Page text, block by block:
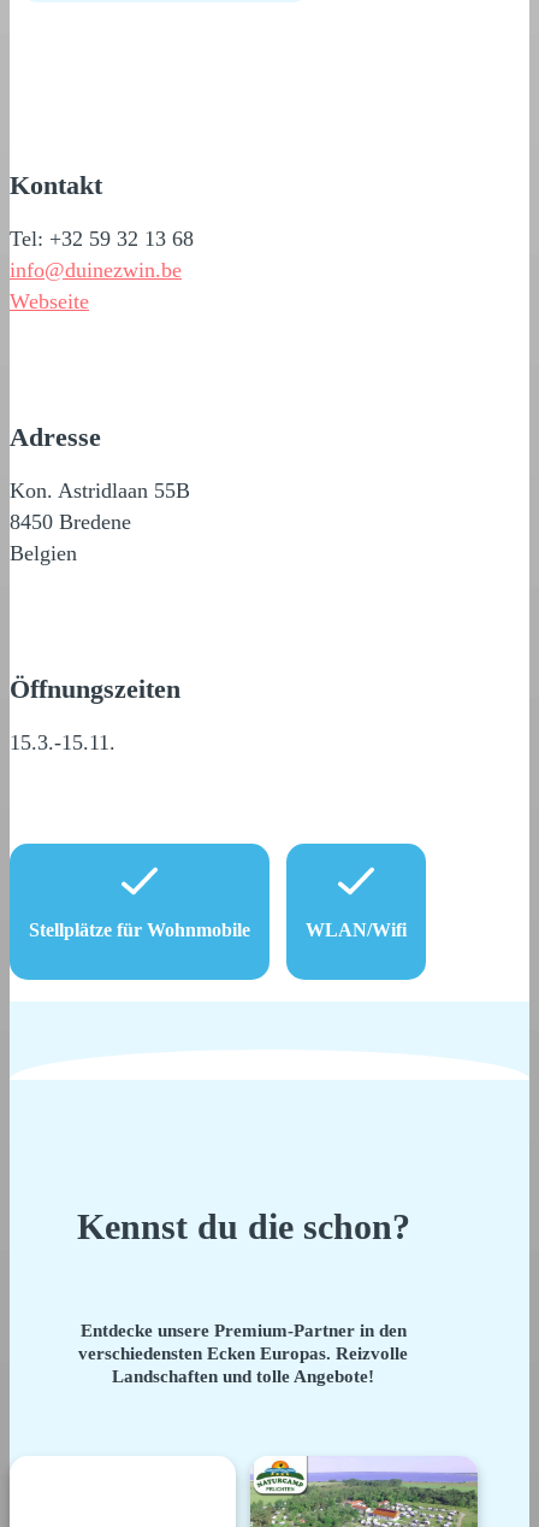
Kontakt
Tel: +32 59 32 13 68
info@duinezwin.be
Webseite
Adresse
Kon. Astridlaan 55B
8450 Bredene
Belgien
Öffnungszeiten
15.3.-15.11.
Stellplätze für Wohnmobile WLAN/Wifi
Kennst du die schon?
Entdecke unsere Premium-Partner in den
verschiedensten Ecken Europas. Reizvolle
Landschaften und tolle Angebote!